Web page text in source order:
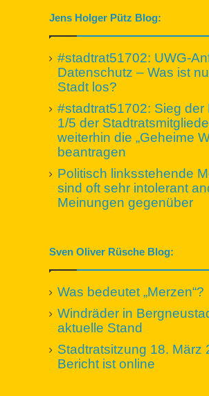
Jens Holger Pütz Blog:
#stadtrat51702: UWG-
Datenschutz – Was ist
Stadt los?
#stadtrat51702: Sieg der
1/5 der
weiterhin die „Geheime
beantragen
Politisch linksstehende
sind oft sehr intolerant
Meinungen gegenüber
Sven Oliver Rüsche Blog:
Was bedeutet „Merzen“?
Windräder in
aktuelle Stand
Stadtratsitzung 18. März
Bericht ist online